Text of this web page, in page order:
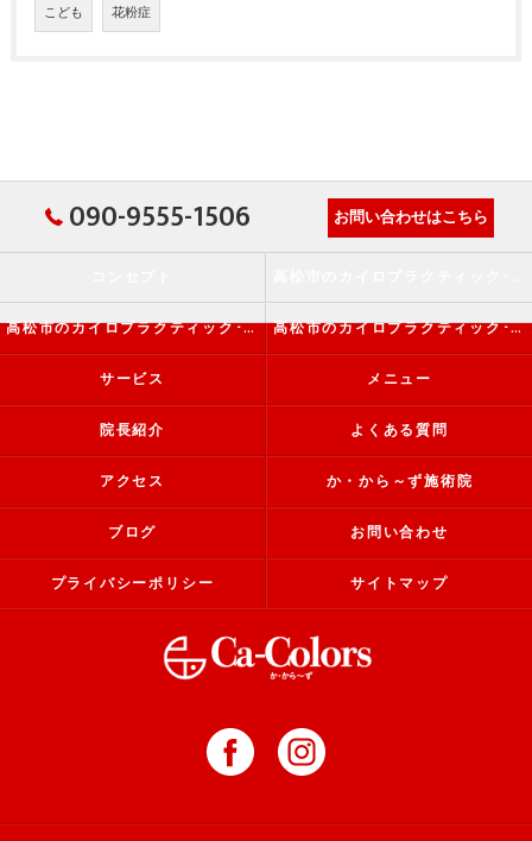
こども 花粉症
090-9555-1506 お問い合わせはこちら
高松市のカイロプラクティック･か・から～ず施術院の評判 高松市のカイロプラクティック･か・から～ず施術院のお客様の声
サービス メニュー
院長紹介 よくある質問
アクセス か・から～ず施術院
ブログ お問い合わせ
プライバシーポリシー サイトマップ